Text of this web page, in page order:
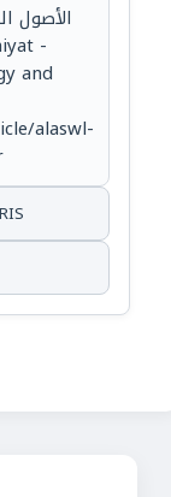
and
alaswl-
RIS